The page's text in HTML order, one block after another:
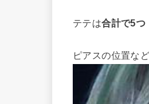
テテは合計で5つ
ピアスの位置な